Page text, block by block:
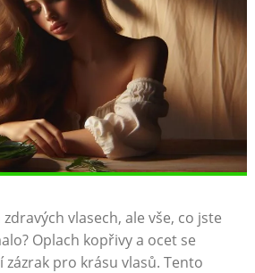
vlasech, ale vše,⁣ co⁤ jste‌
Oplach ⁣kopřivy a ocet se‍
pro ​krásu vlasů. Tento